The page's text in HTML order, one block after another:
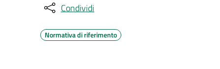
Condividi
Normativa di riferimento